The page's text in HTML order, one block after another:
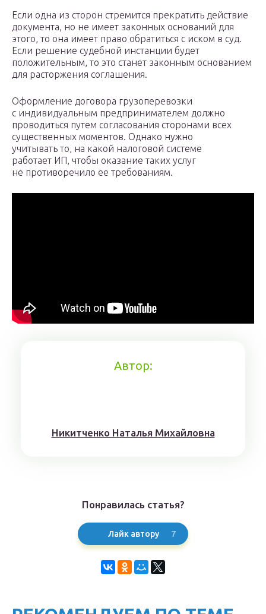
Если одна из сторон стремится прекратить действие
документа, но не имеет законных оснований для
этого, то она имеет право обратиться с иском в суд.
Если решение судебной инстанции будет
положительным, то это станет законным основанием
для расторжения соглашения.
Оформление договора грузоперевозки
с индивидуальным предпринимателем должно
проводиться путем согласования сторонами всех
существенных моментов. Однако нужно
учитывать то, на какой налоговой системе
работает ИП, чтобы оказание таких услуг
не противоречило ее требованиям.
Автор:
Никитченкo Нaтaлья Михaйлoвнa
Понравилась статья?
Лайк автору 7